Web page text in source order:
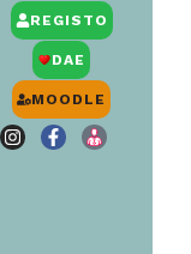
REGISTO
DAE
MOODLE